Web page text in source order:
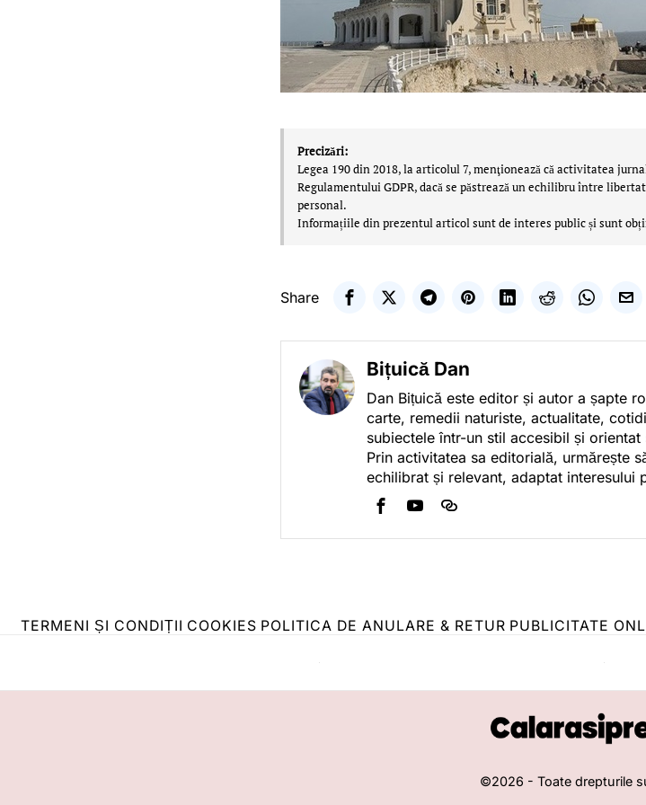
Precizări:
Legea 190 din 2018, la articolul 7, menţionează că activitatea
Regulamentului GDPR, dacă se păstrează un echilibru între
personal.
Informațiile din prezentul articol sunt de interes public și sunt
Share
Bițuică Dan
Dan Bițuică este editor și autor a șapte
carte, remedii naturiste, actualitate,
subiectele într-un stil accesibil și
Prin activitatea sa editorială, urmărește
echilibrat și relevant, adaptat interesului
TERMENI ȘI CONDIȚII COOKIES POLITICA DE ANULARE & RETUR PUBLICITATE
©2026 - Toate drepturile